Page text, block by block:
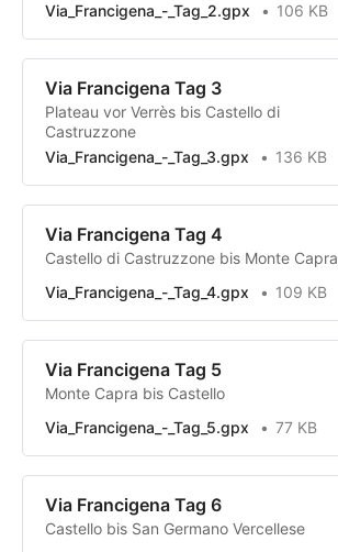
Via_Francigena_-_Tag_2.gpx
106 KB
Via Francigena Tag 3
Plateau vor Verrès bis Castello di
Castruzzone
Via_Francigena_-_Tag_3.gpx
136 KB
Via Francigena Tag 4
Castello di Castruzzone bis Monte Capra
Via_Francigena_-_Tag_4.gpx
109 KB
Via Francigena Tag 5
Monte Capra bis Castello
Via_Francigena_-_Tag_5.gpx
77 KB
Via Francigena Tag 6
Castello bis San Germano Vercellese